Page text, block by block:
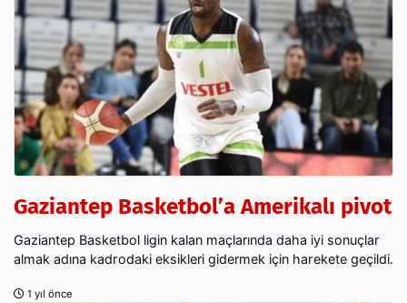
Gaziantep Basketbol’a Amerikalı pivot
Gaziantep Basketbol ligin kalan maçlarında daha iyi sonuçlar
almak adına kadrodaki eksikleri gidermek için harekete geçildi.
1 yıl önce